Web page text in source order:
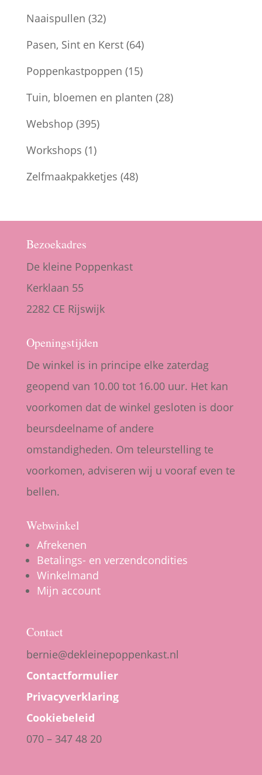
Naaispullen (32)
Pasen, Sint en Kerst (64)
Poppenkastpoppen (15)
Tuin, bloemen en planten (28)
Webshop (395)
Workshops (1)
Zelfmaakpakketjes (48)
Bezoekadres
De kleine Poppenkast
Kerklaan 55
2282 CE Rijswijk
Openingstijden
De winkel is in principe elke zaterdag
geopend van 10.00 tot 16.00 uur. Het kan
voorkomen dat de winkel gesloten is door
beursdeelname of andere
omstandigheden. Om teleurstelling te
voorkomen, adviseren wij u vooraf even te
bellen.
Webwinkel
Afrekenen
Betalings- en verzendcondities
Winkelmand
Mijn account
Contact
bernie@dekleinepoppenkast.nl
Contactformulier
Privacyverklaring
Cookiebeleid
070 – 347 48 20